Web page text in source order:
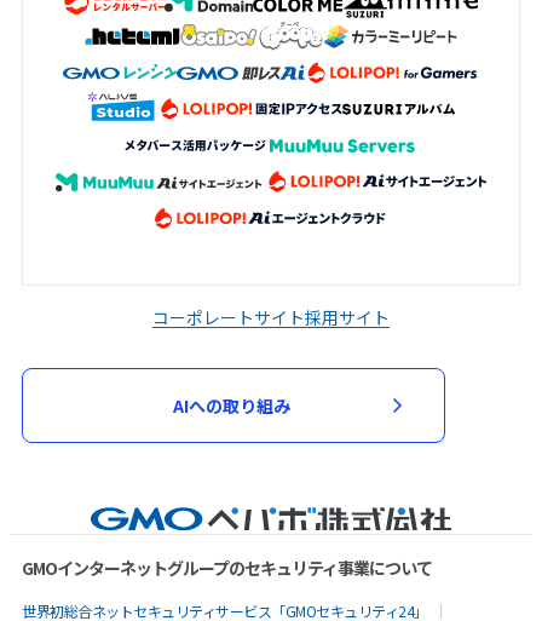
コーポレートサイト採用サイト
AIへの取り組み
GMOインターネットグループのセキュリティ事業について
世界初総合ネットセキュリティサービス「GMOセキュリティ24」